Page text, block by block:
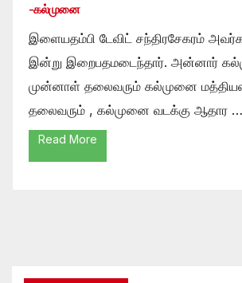
-கல்முனை
இளையதம்பி டேவிட் சந்திரசேகரம்
இன்று இறைபதமடைந்தார். அன்னார்
முன்னாள் தலைவரும் கல்முனை
தலைவரும் , கல்முனை வடக்கு ஆதார …
Read More